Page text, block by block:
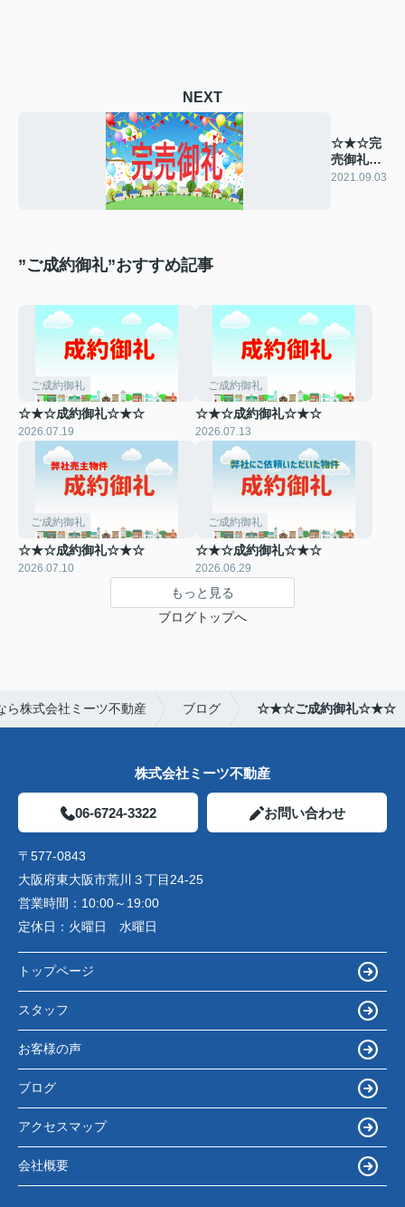
NEXT
☆★☆完
売御礼
☆★☆
2021.09.03
”ご成約御礼”おすすめ記事
ご成約御礼
☆★☆成約御礼☆★☆
2026.07.19
ご成約御礼
☆★☆成約御礼☆★☆
2026.07.13
ご成約御礼
☆★☆成約御礼☆★☆
2026.07.10
ご成約御礼
☆★☆成約御礼☆★☆
2026.06.29
もっと見る
ブログトップへ
ら株式会社ミーツ不動産 ブログ ☆★☆ご成約御礼☆★☆
株式会社ミーツ不動産
06-6724-3322 お問い合わせ
〒577-0843
大阪府東大阪市荒川３丁目24-25
営業時間： 10:00～19:00
定休日： 火曜日 水曜日
トップページ
スタッフ
お客様の声
ブログ
アクセスマップ
会社概要